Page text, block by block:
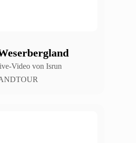
Video von Isrun